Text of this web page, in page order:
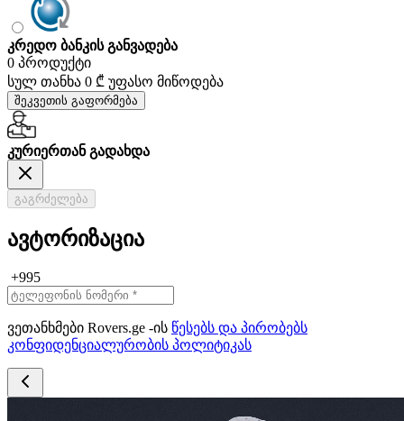
კრედო ბანკის განვადება
0 პროდუქტი
სულ თანხა 0 ₾ უფასო მიწოდება
შეკვეთის გაფორმება
კურიერთან გადახდა
გაგრძელება
ავტორიზაცია
+995
ვეთანხმები Rovers.ge -ის წესებს და პირობებს
კონფიდენციალურობის პოლიტიკას